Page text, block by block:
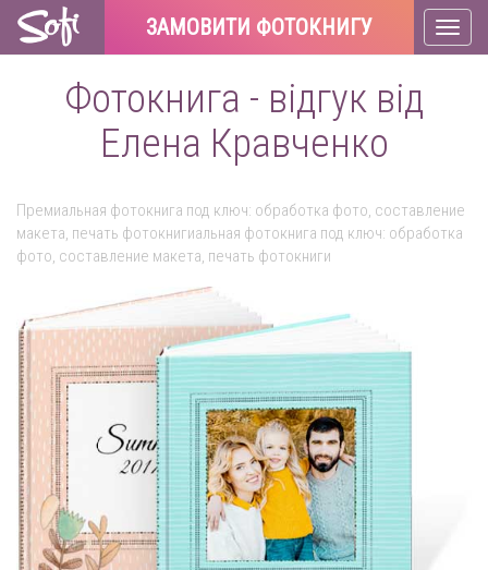
ЗАМОВИТИ ФОТОКНИГУ
Фотокнига - відгук від
Елена Кравченко
Премиальная фотокнига под ключ: обработка фото, составление
макета, печать фотокнигиальная фотокнига под ключ: обработка
фото, составление макета, печать фотокниги